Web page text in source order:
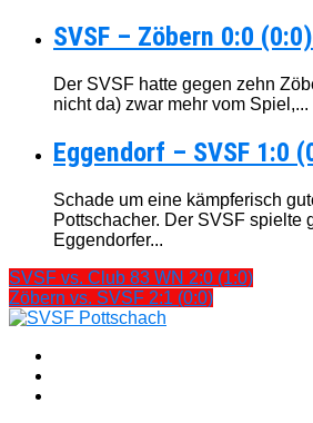
SVSF – Zöbern 0:0 (0:0)
Der SVSF hatte gegen zehn
nicht da) zwar mehr vom Spiel,...
Eggendorf – SVSF 1:0
Schade um eine kämpferisch
Pottschacher. Der SVSF spielte
Eggendorfer...
SVSF vs. Club 83 WN 2:0 (1:0)
Zöbern vs. SVSF 2:1 (0:0)